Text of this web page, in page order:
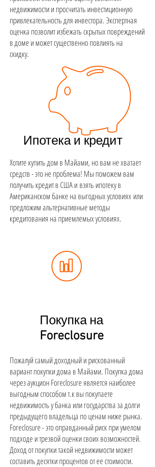
недвижимости и просчитать инвестиционную
привлекательность для инвестора. Экспертная
оценка позволит избежать скрытых повреждений
в доме и может существенно повлиять на
скидку.
Ипотека и кредит
Хотите купить дом в Майами, но вам не хватает
средств - это не проблема! Мы поможем вам
получить кредит в США и взять ипотеку в
Американском банке на выгодных условиях или
предложим альтернативные методы
кредитования на приемлемых условиях.
Покупка на
Foreclosure
Пожалуй самый доходный и рискованный
вариант покупки дома в Майами. Покупка дома
через аукцион Foreclosure является наиболее
выгодным способом т.к вы покупаете
недвижимость у банка или государства за долги
предыдущего владельца по ценам ниже рынка.
Foreclosure - это оправданный риск при умелом
подходе и трезвой оценки своих возможностей.
Доход от покупки такой недвижимости может
составить десятки процентов от ее стоимости.